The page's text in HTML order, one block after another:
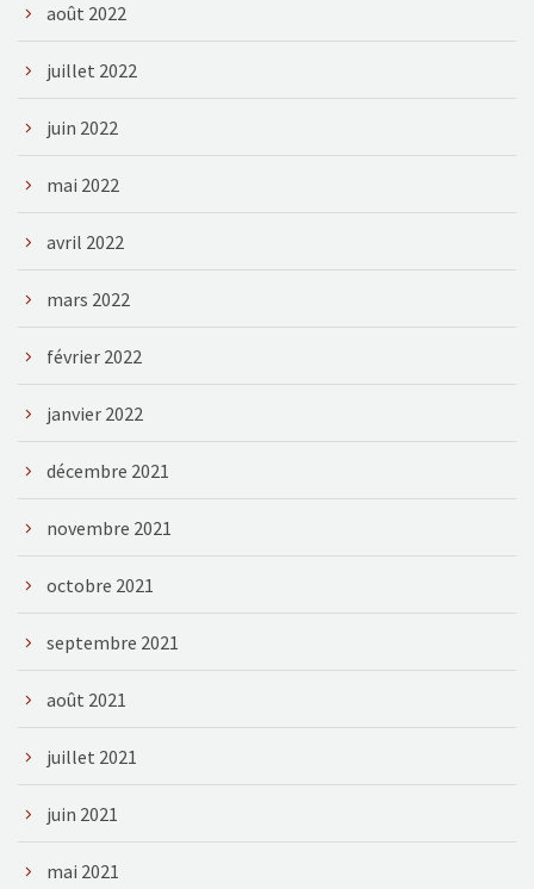
août 2022
juillet 2022
juin 2022
mai 2022
avril 2022
mars 2022
février 2022
janvier 2022
décembre 2021
novembre 2021
octobre 2021
septembre 2021
août 2021
juillet 2021
juin 2021
mai 2021